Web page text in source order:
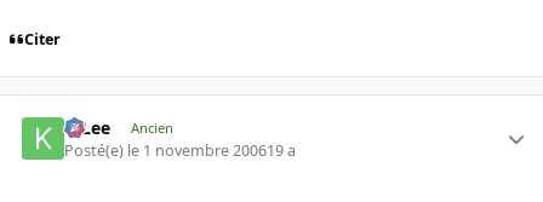
Citer
K-Lee Ancien
Posté(e) le 1 novembre 200619 a